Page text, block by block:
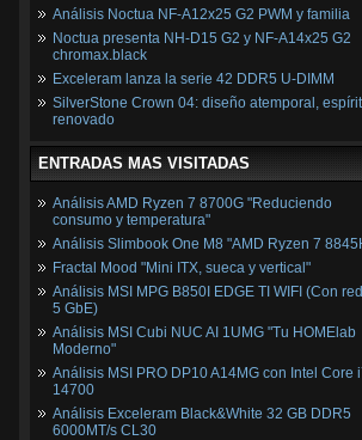
Análisis Noctua NF-A12x25 G2 PWM y familia
Noctua presenta NH-D15 G2 y NF-A14x25 G2
chromax.black
Exceleram lanza la serie 42 DDR5 U-DIMM
SilverStone Crown 04: diseño atemporal,
renovado
ENTRADAS MAS VISITADAS
Análisis AMD Ryzen 7 8700G "Reduciendo
consumo y temperatura"
Análisis Slimbook One M8 "AMD Ryzen 7
Fractal Mood "Mini ITX, sueca y vertical"
Análisis MSI MPG B850I EDGE TI WIFI (Con
5 GbE)
Análisis MSI Cubi NUC AI 1UMG "Tu HOMElab
Moderno"
Análisis MSI PRO DP10 A14MG con Intel Core
14700
Análisis Exceleram Black&White 32 GB DDR5
6000MT/s CL30